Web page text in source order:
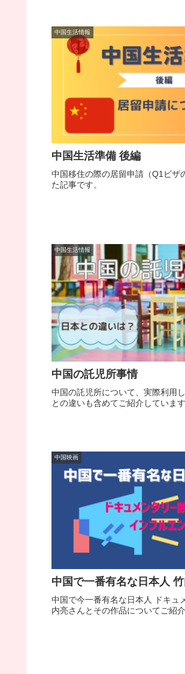
中国生活情報
中国生活準備 後編
中国移住の際の居留申請（Q1ビザ
た記事です。
中国生活情報
中国の託児所事情
中国の託児所について、実際利用
との違いも含めてご紹介しています
中国映画
中国で一番有名な日本人
中国で今一番有名な日本人 ドキュ
内亮さんとその作品についてご紹介